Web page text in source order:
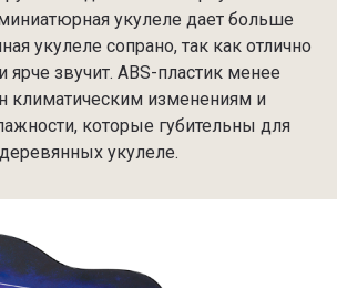
миниатюрная укулеле дает больше
укулеле сопрано, так как отлично
ярче звучит. ABS-пластик менее
климатическим изменениям и
которые губительны для
деревянных укулеле.